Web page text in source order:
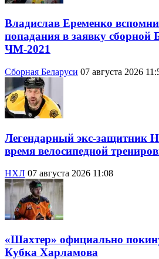
Владислав Еременко
попадания в заявку сборной
ЧМ-2021
Сборная Беларуси 07 августа 2026
Легендарный экс-защитник
время велосипедной
НХЛ 07 августа 2026 11:08
«Шахтер» официально
Кубка Харламова